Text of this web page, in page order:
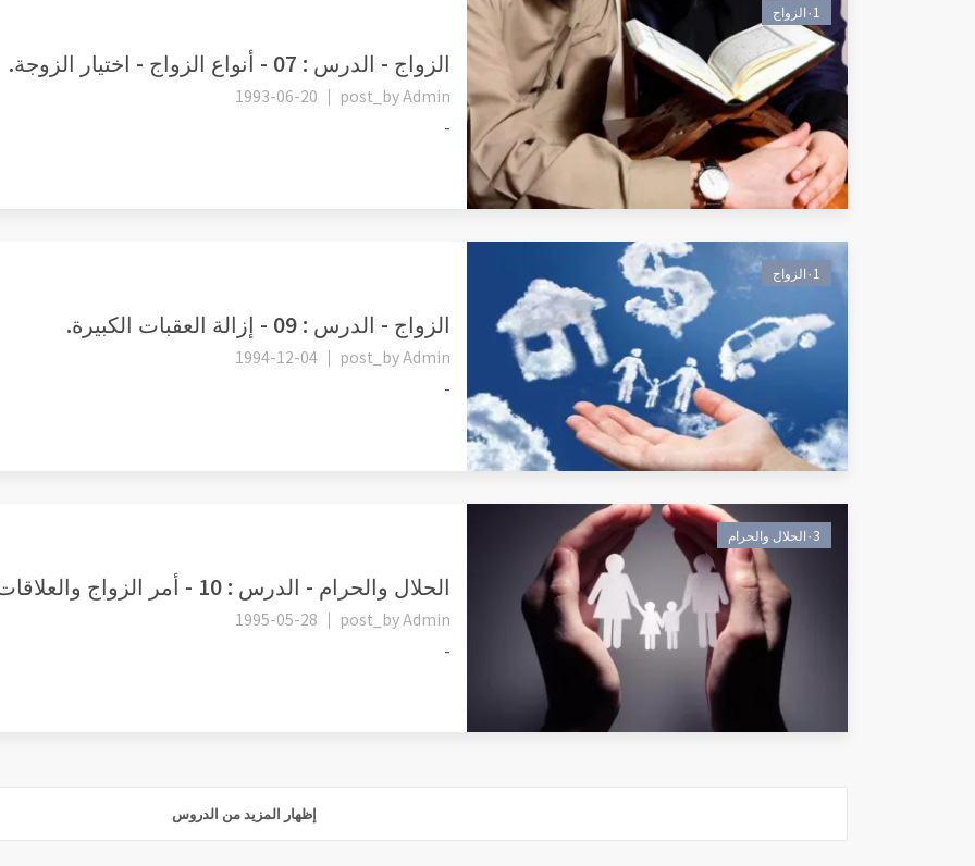
٠1الزواج
الزواج - الدرس : 07 - أنواع الزواج - اختيار الزوجة.
post_byAdmin
1993-06-20
-
٠1الزواج
الزواج - الدرس : 09 - إزالة العقبات الكبيرة.
post_byAdmin
1994-12-04
-
٠3الحلال والحرام
الحلال والحرام - الدرس : 10 - أمر الزواج والعلاقات الأسرية.
post_byAdmin
1995-05-28
-
إظهار المزيد من الدروس